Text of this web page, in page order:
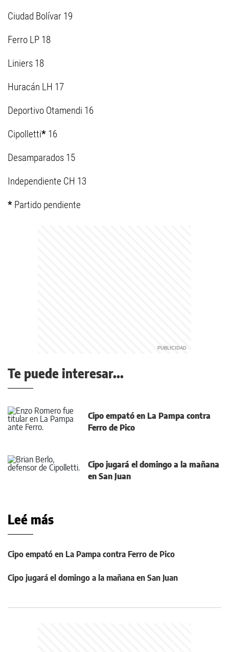
Ciudad Bolívar 19
Ferro LP 18
Liniers 18
Huracán LH 17
Deportivo Otamendi 16
Cipolletti* 16
Desamparados 15
Independiente CH 13
* Partido pendiente
Te puede interesar...
Cipo empató en La Pampa contra
Ferro de Pico
Cipo jugará el domingo a la mañana
en San Juan
Leé más
Cipo empató en La Pampa contra Ferro de Pico
Cipo jugará el domingo a la mañana en San Juan